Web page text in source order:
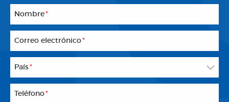
Nombre*
Correo electrónico*
País *
Teléfono*